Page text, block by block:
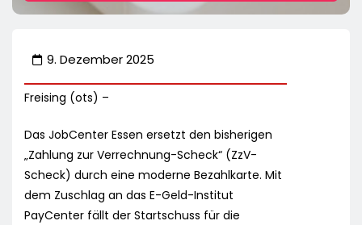
9. Dezember 2025
Freising (ots) –
Das JobCenter Essen ersetzt den bisherigen
„Zahlung zur Verrechnung-Scheck“ (ZzV-
Scheck) durch eine moderne Bezahlkarte. Mit
dem Zuschlag an das E-Geld-Institut
PayCenter fällt der Startschuss für die